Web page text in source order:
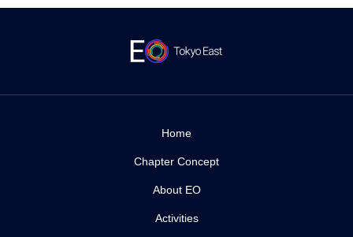
Home
Chapter Concept
About EO
Activities